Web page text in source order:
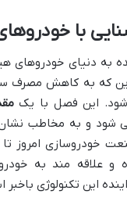
با
به دنیای خودروهای
که به کاهش مصرف
شود. این فصل با یک
شود و به مخاطب
خودروسازی امروز
و علاقه مند به
این تکنولوژی